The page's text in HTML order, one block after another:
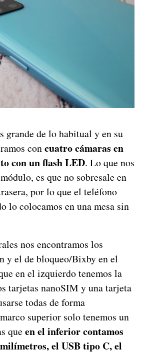
grande de lo habitual y en su
concuatro cámaras en
con un flash LED. Lo que nos
es que no sobresale en
por lo que el teléfono
lo colocamos en una mesa sin
nos encontramos los
y el de bloqueo/Bixby en el
en el izquierdo tenemos la
tarjetas nanoSIM y una tarjeta
todas de forma
superior solo tenemos un
que en el inferior contamos
el USB tipo C, el